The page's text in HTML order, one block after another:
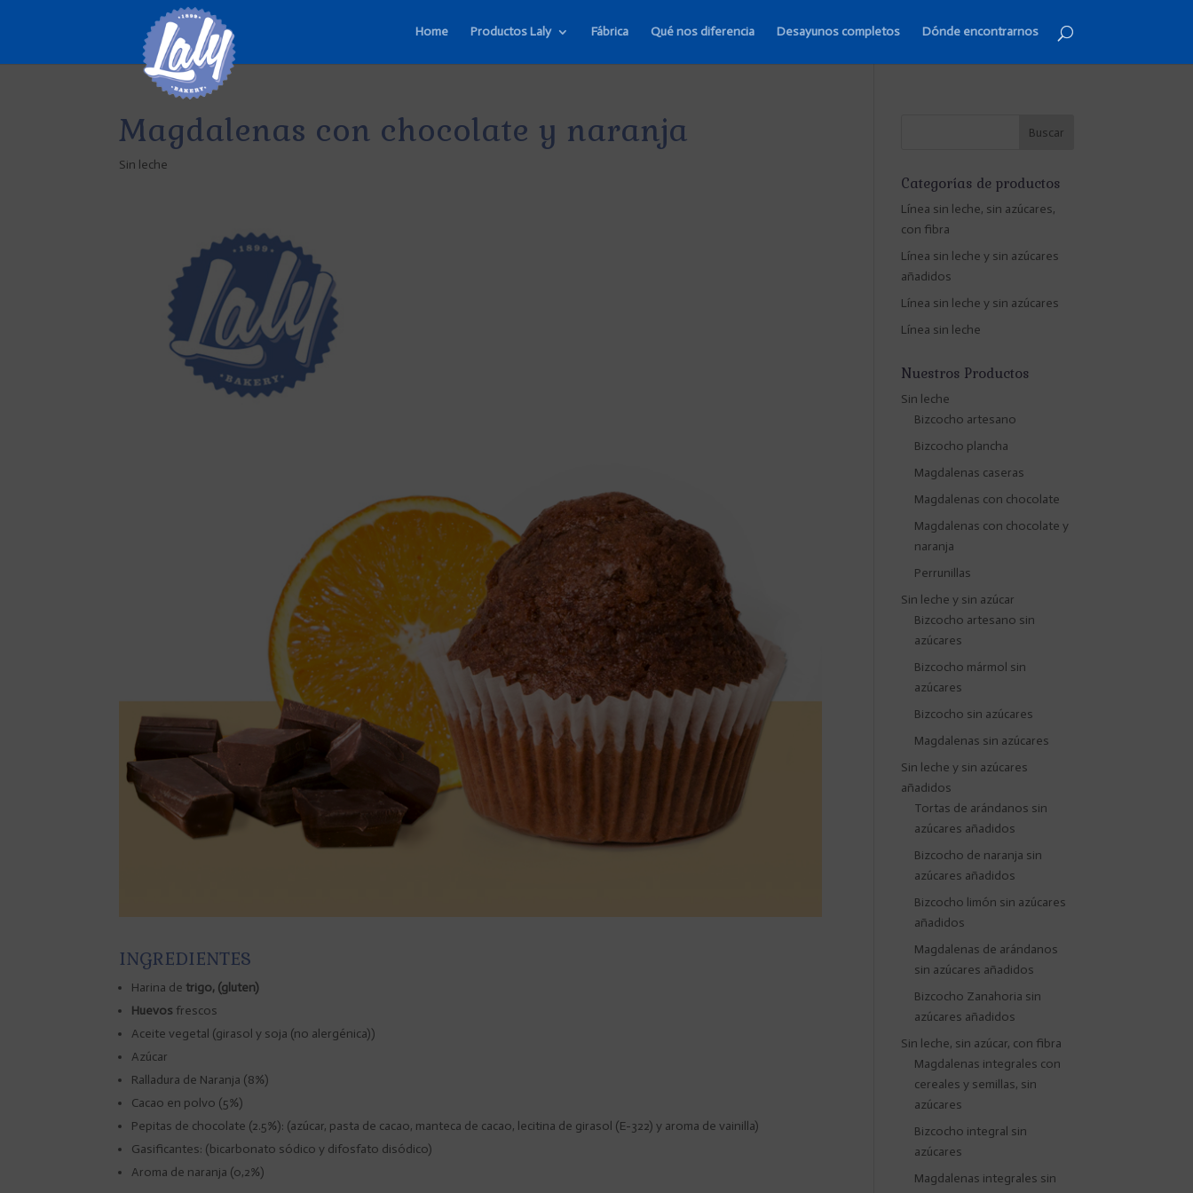
Home Productos Laly Fábrica Qué nos diferencia Desayunos completos Dónde encontrarnos
Magdalenas con chocolate y naranja
Sin leche
INGREDIENTES
Harina de trigo, (gluten)
Huevos frescos
Aceite vegetal (girasol y soja (no alergénica))
Azúcar
Ralladura de Naranja (8%)
Cacao en polvo (5%)
Pepitas de chocolate (2.5%): (azúcar, pasta de cacao, manteca de cacao, lecitina de girasol (E-322) y aroma de vainilla)
Gasificantes: (bicarbonato sódico y difosfato disódico)
Aroma de naranja (0,2%)
Categorías de productos
Línea sin leche, sin azúcares,
con fibra
Línea sin leche y sin azúcares
añadidos
Línea sin leche y sin azúcares
Línea sin leche
Nuestros Productos
Sin leche
Bizcocho artesano
Bizcocho plancha
Magdalenas caseras
Magdalenas con chocolate
Magdalenas con chocolate y
naranja
Perrunillas
Sin leche y sin azúcar
Bizcocho artesano sin
azúcares
Bizcocho mármol sin
azúcares
Bizcocho sin azúcares
Magdalenas sin azúcares
Sin leche y sin azúcares
añadidos
Tortas de arándanos sin
azúcares añadidos
Bizcocho de naranja sin
azúcares añadidos
Bizcocho limón sin azúcares
añadidos
Magdalenas de arándanos
sin azúcares añadidos
Bizcocho Zanahoria sin
azúcares añadidos
Sin leche, sin azúcar, con fibra
Magdalenas integrales con
cereales y semillas, sin
azúcares
Bizcocho integral sin
azúcares
Magdalenas integrales sin